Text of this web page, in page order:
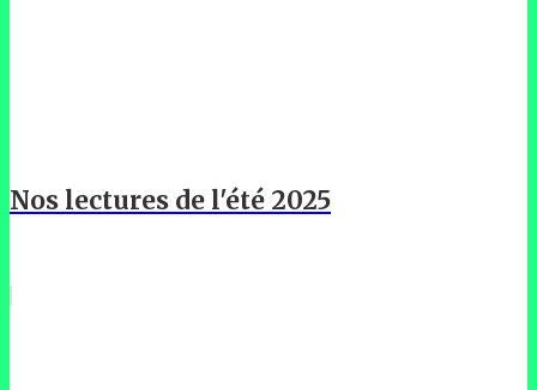
Nos lectures de l'été 2025